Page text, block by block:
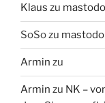
Klaus zu
SoSozu
Armin zu
Armin zu NK –